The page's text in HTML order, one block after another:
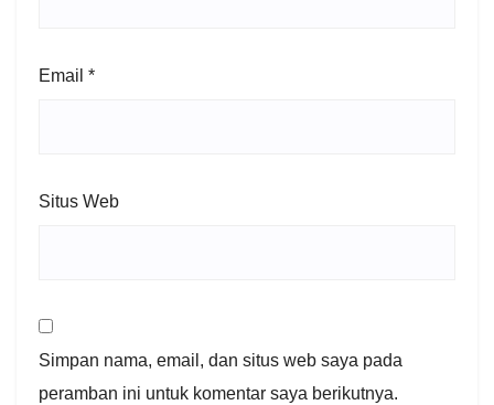
Email *
Situs Web
Simpan nama, email, dan situs web saya pada
peramban ini untuk komentar saya berikutnya.